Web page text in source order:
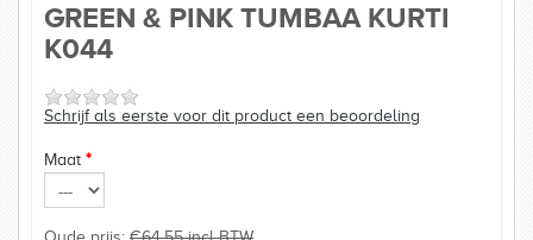
GREEN & PINK TUMBAA KURTI
K044
Schrijf als eerste voor dit product een beoordeling
Maat *